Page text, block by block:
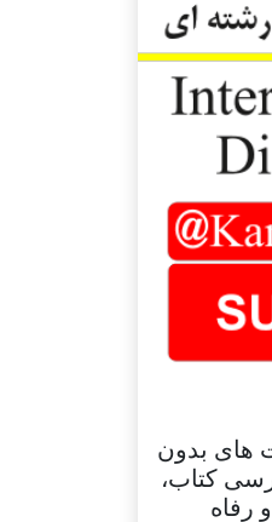
های بدون
کتاب،
رفاه